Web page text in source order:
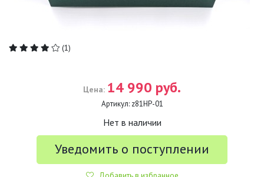
(1)
Цена: 14 990 руб.
Артикул: z81НР-01
Нет в наличии
Уведомить о поступлении